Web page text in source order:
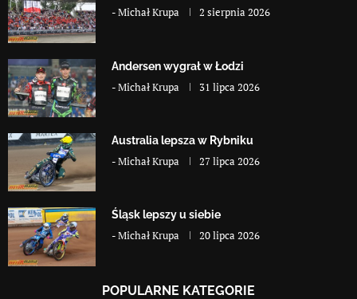
-Michał Krupa 2 sierpnia 2026
Andersen wygrał w Łodzi
-Michał Krupa 31 lipca 2026
Australia lepsza w Rybniku
-Michał Krupa 27 lipca 2026
Śląsk lepszy u siebie
-Michał Krupa 20 lipca 2026
POPULARNE KATEGORIE